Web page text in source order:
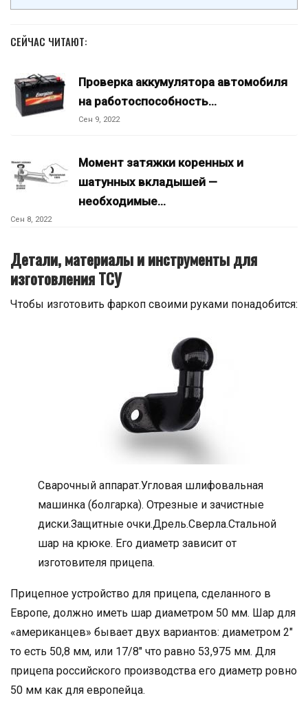
СЕЙЧАС ЧИТАЮТ:
Проверка аккумулятора автомобиля
на работоспособность…
Сен 9, 2022
Момент затяжки коренных и
шатунных вкладышей —
необходимые…
Сен 8, 2022
Детали, материалы и инструменты для
изготовления ТСУ
Чтобы изготовить фаркоп своими руками понадобится:
Сварочный аппарат.Угловая шлифовальная
машинка (болгарка). Отрезные и зачистные
диски.Защитные очки.Дрель.Сверла.Стальной
шар на крюке. Его диаметр зависит от
изготовителя прицепа.
Прицепное устройство для прицепа, сделанного в
Европе, должно иметь шар диаметром 50 мм. Шар для
«американцев» бывает двух вариантов: диаметром 2″
то есть 50,8 мм, или 17/8″ что равно 53,975 мм. Для
прицепа российского производства его диаметр ровно
50 мм как для европейца.